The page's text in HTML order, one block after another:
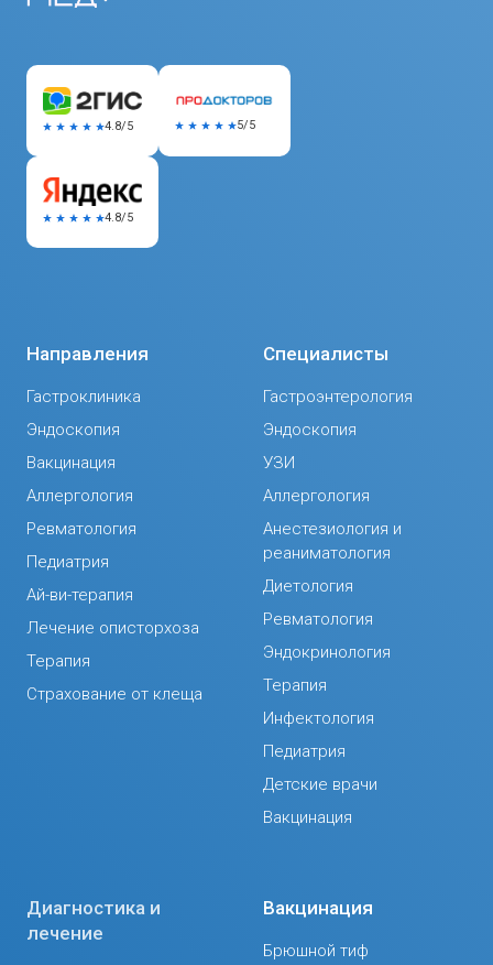
Направления
Гастроклиника
Эндоскопия
Вакцинация
Аллергология
Ревматология
Педиатрия
Ай-ви-терапия
Лечение описторхоза
Терапия
Страхование от клеща
Специалисты
Гастроэнтерология
Эндоскопия
УЗИ
Аллергология
Анестезиология и
реаниматология
Диетология
Ревматология
Эндокринология
Терапия
Инфектология
Педиатрия
Детские врачи
Вакцинация
Диагностика и
лечение
Вакцинация
Брюшной тиф
4.8/5 5/5
4.8/5